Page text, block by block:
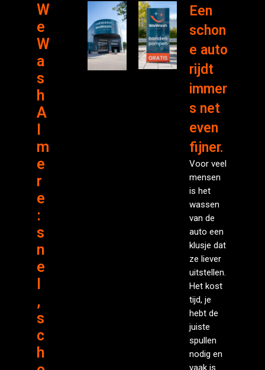
W
e
W
a
s
h
A
l
m
e
r
e
:
s
n
e
l
,
s
c
h
Een
schon
e auto
rijdt
immer
s net
even
fijner.
Voor veel
mensen
is het
wassen
van de
auto een
klusje dat
ze liever
uitstellen.
Het kost
tijd, je
hebt de
juiste
spullen
nodig en
vaak is